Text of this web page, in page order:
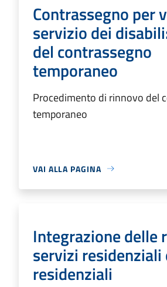
Contrassegno per
servizio dei
del contrassegno
temporaneo
Procedimento di rinnovo del
temporaneo
VAI ALLA PAGINA
Integrazione delle
servizi residenziali
residenziali